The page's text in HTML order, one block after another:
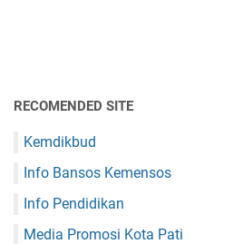
RECOMENDED SITE
Kemdikbud
Info Bansos Kemensos
Info Pendidikan
Media Promosi Kota Pati